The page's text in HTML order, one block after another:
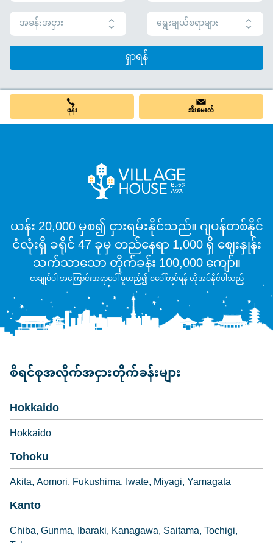
အခန်းအငှား
ရွေးချယ်စရာများ
ရှာရန်
ဖုန်း အီးမေးလ်
ယန်း 20,000 မှစ၍ ငှားရမ်းနိုင်သည်။ ဂျပန်တစ်နိုင်
ငံလုံးရှိ ခရိုင် 47 ခုမှ တည်နေရာ 1,000 ရှိ ဈေးနှုန်း
သက်သာသော တိုက်ခန်း 100,000 ကျော်။
စာချုပ်ပါ အကြောင်းအရာပေါ် မူတည်၍ စပေါ်တင်ရန် လိုအပ်နိုင်ပါသည်
စီရင်စုအလိုက်အငှားတိုက်ခန်းများ
Hokkaido
Hokkaido
Tohoku
Akita Aomori Fukushima Iwate Miyagi Yamagata
Kanto
Chiba Gunma Ibaraki Kanagawa Saitama Tochigi